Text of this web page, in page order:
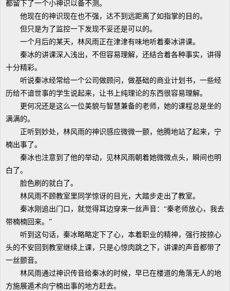
都留下了一个小神识以备不测。
他现在的神识现在也不强，达不到远距离了如指掌的目的。
但只是为了监控一下发现不妥还是可以的。
一个月后的某天，林风雨正在津津有味地听着秦冰讲课。
秦冰的讲课深入浅出，不但容易理解，还结合着各种事实，讲得
十分精彩。
听说秦冰经常给一个公司做顾问，做基础的商业计划书，一些经
历给不谙世事的学生说起来，让书上纯理论的东西很容易理解。
更何况还是这么一位美貌与智慧兼备的老师，她的课程总是坐的
满满的。
正听到妙处，林风雨的神识感应微微一颤，他腾地站了起来，宁
楠出事了。
秦冰也注意到了他的举动，见林风雨朝着她微微点头，瞬间也明
白了。
脸色刷的就白了。
林风雨不顾教室里同学惊讶的目光，大踏步走出了教室。
秦冰刚追出门口，就觉得耳边穿来一丝声音：“秦老师放心，我去
带楠楠回来。”
听到这句话，秦冰略略定下了心，本着职业的精神，强行按捺心
头的不安回到教室继续上课，只是心惊肉跳之下，讲课的声音都带了
一丝颤音。
林风雨通过神识传音给秦冰的时候，早已在楼道的角落无人的地
方施展遁术向宁楠出事的地方赶去。